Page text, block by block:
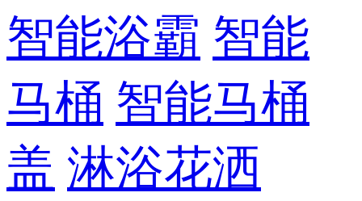
智能浴霸 智能
马桶 智能马桶
盖 淋浴花洒